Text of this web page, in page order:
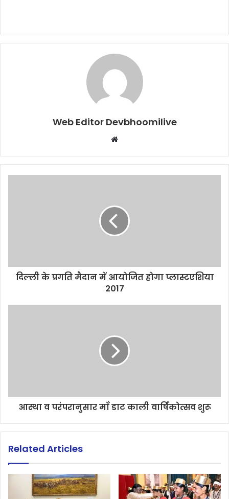
Web Editor Devbhoomilive
Website
दिल्ली के प्रगति मैदान में आयोजित होगा प्लास्टएशिया
2017
आस्था व परंपरानुसार माँ डाट काली वार्षिकोत्सव शुरू
Related Articles